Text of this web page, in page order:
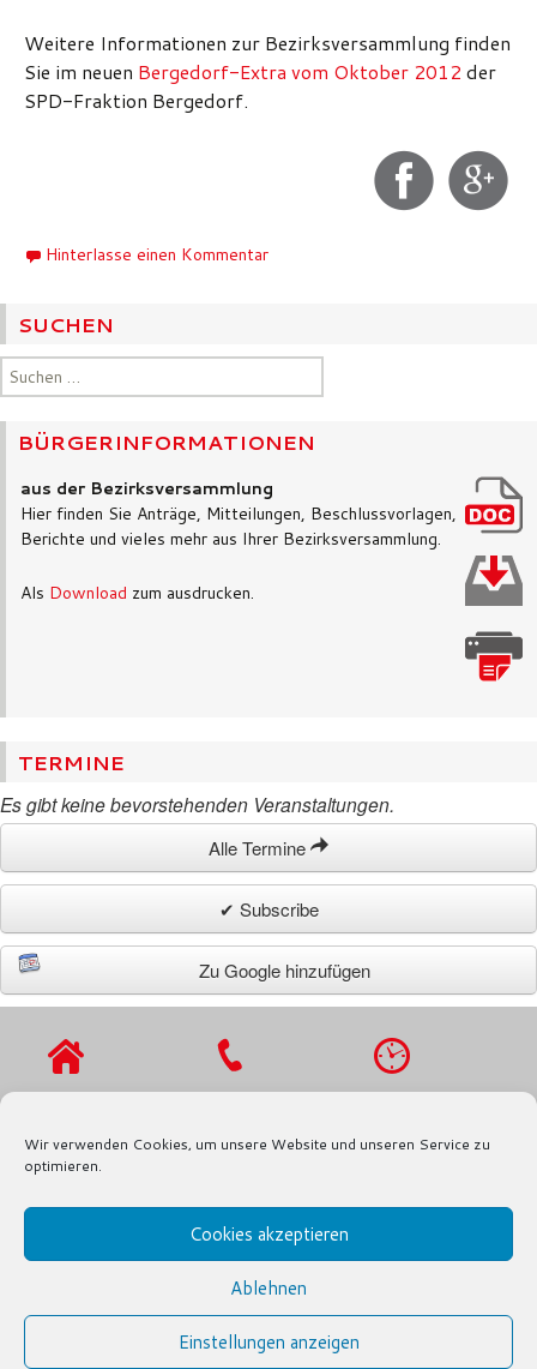
Wir verwenden Cookies, um unsere Website und unseren Service zu
optimieren.
Cookies akzeptieren
Ablehnen
Einstellungen anzeigen
Weitere Informationen zur Bezirksversammlung finden
Sie im neuen Bergedorf-Extra vom Oktober 2012 der
SPD-Fraktion Bergedorf.
Hinterlasse einen Kommentar
SUCHEN
Suchen
nach:
BÜRGERINFORMATIONEN
aus der Bezirksversammlung
Hier finden Sie Anträge, Mitteilungen, Beschlussvorlagen,
Berichte und vieles mehr aus Ihrer Bezirksversammlung.
Als Download zum ausdrucken.
TERMINE
Es gibt keine bevorstehenden Veranstaltungen.
Alle Termine
✔ Subscribe
Zu Google hinzufügen
21029
INFO@SPD-FRAKTION-BERGEDORF.DE
© SPD-FRAKTION BERGEDORF
IMPRESSUM|
DATENSCHUTZERKLÄRUNG|TERMINE